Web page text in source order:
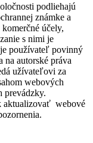
podliehajú
známke a
účely,
s nimi je
používateľ povinný
na autorské práva
užívateľovi za
webových
prevádzky.
aktualizovať webové